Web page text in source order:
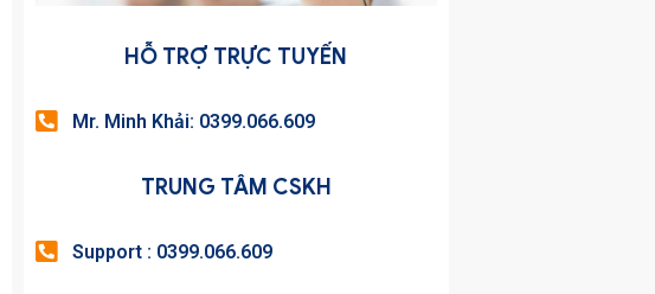
HỖ TRỢ TRỰC TUYẾN
Mr. Minh Khải: 0399.066.609
TRUNG TÂM CSKH
Support : 0399.066.609